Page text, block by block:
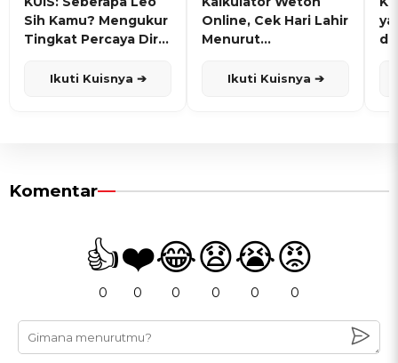
Sih Kamu? Mengukur
Tingkat Percaya Diri
Ikuti Kuisnya ➔
Online, Cek Hari Lahir
Menurut
Ikuti Kuisnya ➔
Komentar
👍
0
❤️
0
😂
0
😧
0
😭
0
😡
0